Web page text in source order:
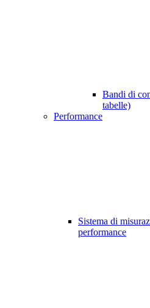
Bandi di
tabelle)
Performance
Sistema di
performance